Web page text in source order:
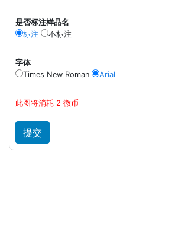
是否标注样品名
标注
不标注
字体
Times New Roman
Arial
此图将消耗 2 微币